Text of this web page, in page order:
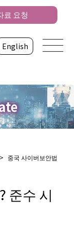
English
료 요청
> 중국 사이버보안법
준수 시